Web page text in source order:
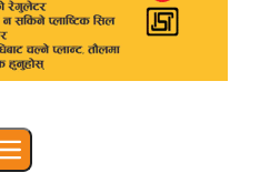
Open main menu